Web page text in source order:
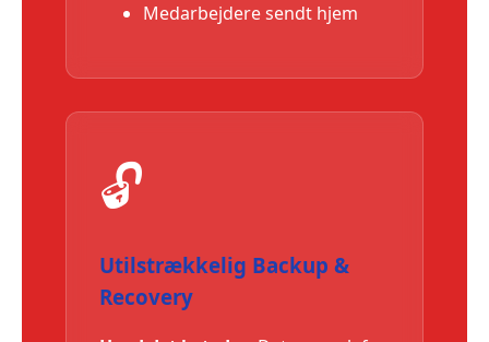
Medarbejdere sendt hjem
🔓
Utilstrækkelig Backup &
Recovery